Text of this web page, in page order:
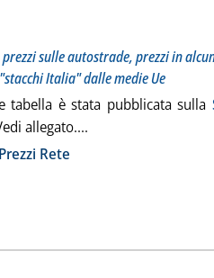
Il punto settimanale su prezzi delle
sulle autostrade, prezzi in
Italia" dalle medie Ue
tabella è stata pubblicata sulla
allegato.... Leggi tutta la
Rete